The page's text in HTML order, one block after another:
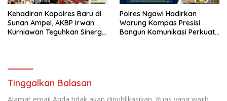
Kehadiran Kapolres Baru di
Sunan Ampel, AKBP Irwan
Kurniawan Teguhkan Sinergi
Polres Ngawi Hadirkan
Warung Kompas Presisi
Bangun Komunikasi Perkuat
Tinggalkan Balasan